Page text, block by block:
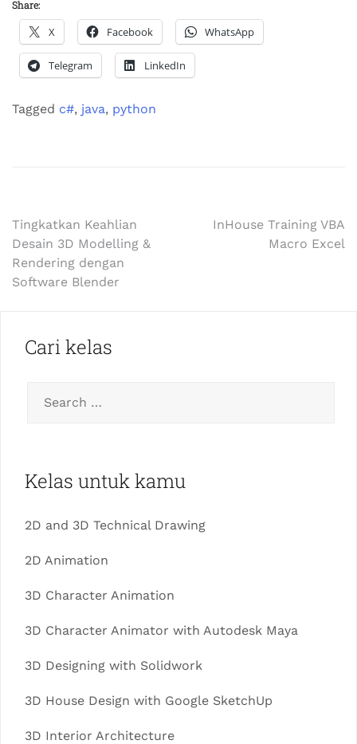
Share:
X Facebook WhatsApp
Telegram LinkedIn
Tagged c#, java, python
Tingkatkan Keahlian
Desain 3D Modelling &
Rendering dengan
Software Blender
InHouse Training VBA
Macro Excel
Cari kelas
Kelas untuk kamu
2D and 3D Technical Drawing
2D Animation
3D Character Animation
3D Character Animator with Autodesk Maya
3D Designing with Solidwork
3D House Design with Google SketchUp
3D Interior Architecture